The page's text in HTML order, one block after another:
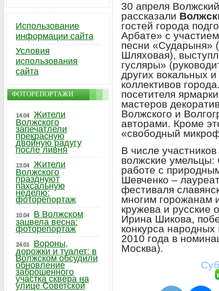
30 апреля
рассказали
гостей города
Арбате» с
песни «Сударыня»
Шляховая),
гусляры»
других вокальных
коллективов
посетителя
мастеров
Волжского и
авторами. Кроме
«свободный
В числе
волжские
работе с
Шевченко –
фестиваля
многим горожанам
кружева и русские
Ирина Шикова,
конкурса
2010 года в
Москва).
Использование
информации сайта
Условия
использования
сайта
ФОТОРЕПОРТАЖИ
14.04
Жители
Волжского
запечатлели
прекрасную
двойную радугу
после ливня
13.04
Жители
Волжского
празднуют
пахсальную
неделю:
фоторепортаж
10.04
В Волжском
зацвела весна:
фоторепортаж
24.01
Вороны,
дорожки и туалет: в
Волжском обсудили
обновление
заброшенного
участка сквера на
улице Советской